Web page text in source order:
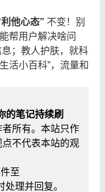
利他心态” ​ 不变！别
帮用户解决啥问
；教人护肤，就科
活小百科”，流量和
的笔记持续刷
所有。本站只作
不代表本站的观
至
理并回复。